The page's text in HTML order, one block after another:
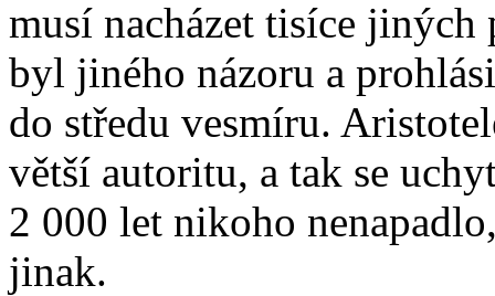
musí nacházet tisíce jiných
byl jiného názoru a
do středu vesmíru.
větší autoritu, a tak se
2 000 let nikoho
jinak.